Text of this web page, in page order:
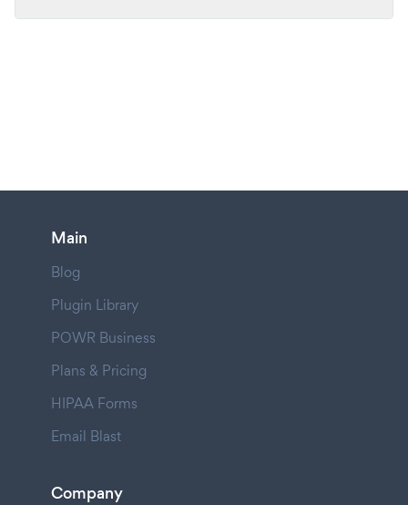
Main
Blog
Plugin Library
POWR Business
Plans & Pricing
HIPAA Forms
Email Blast
Company